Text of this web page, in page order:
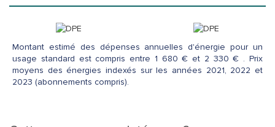
Montant estimé des dépenses annuelles d'énergie pour un
usage standard est compris entre 1 680 € et 2 330 € . Prix
moyens des énergies indexés sur les années 2021, 2022 et
2023 (abonnements compris).